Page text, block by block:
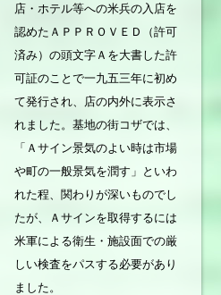
店・ホテル等への米兵の入店を
認めたＡＰＰＲＯＶＥＤ（許可
済み）の頭文字Ａを大書した許
可証のことで一九五三年に初め
て発行され、店の内外に表示さ
れました。基地の街コザでは、
「Ａサイン景気のよい時は市場
や町の一般景気を潤す」といわ
れた程、関わりが深いものでし
たが、Ａサインを取得するには
米軍による衛生・施設面での厳
しい検査をパスする必要があり
ました。